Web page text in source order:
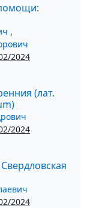
,
2024
(лат.
2024
2024